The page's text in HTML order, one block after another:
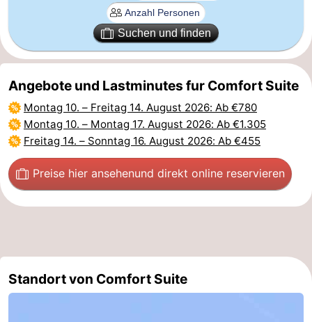
Suchen und finden
Angebote und Lastminutes fur Comfort Suite
Montag 10. – Freitag 14. August 2026: Ab €780
Montag 10. – Montag 17. August 2026: Ab €1.305
Freitag 14. – Sonntag 16. August 2026: Ab €455
Preise hier ansehenund direkt online reservieren
Standort von Comfort Suite